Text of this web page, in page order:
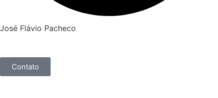
José Flávio Pacheco
Contato